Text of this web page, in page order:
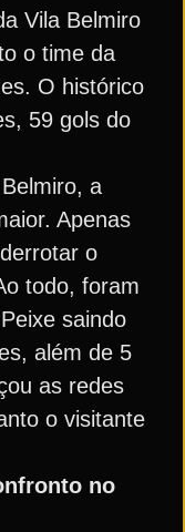
Vila Belmiro
o time da
O histórico
59 gols do
a
Apenas
o
todo, foram
saindo
além de 5
as redes
o visitante
no